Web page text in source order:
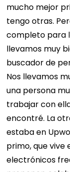
mucho mejor
tengo otras.
completo para
llevamos muy
buscador de
Nos llevamos
una persona
trabajar con
encontré. La
estaba en
primo, que vive
electrónicos